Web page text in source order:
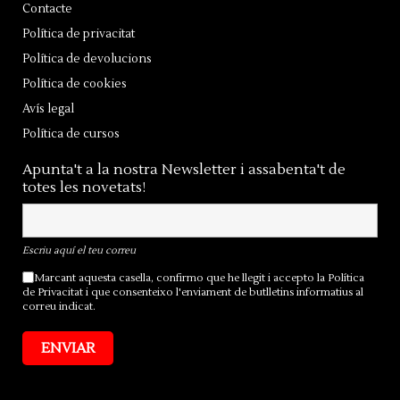
Contacte
Política de privacitat
Política de devolucions
Política de cookies
Avís legal
Política de cursos
Apunta't a la nostra Newsletter i assabenta't de
totes les novetats!
Escriu aquí el teu correu
Marcant aquesta casella, confirmo que he llegit i accepto la Política
de Privacitat i que consenteixo l'enviament de butlletins informatius al
correu indicat.
ENVIAR